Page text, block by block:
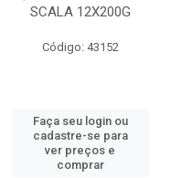
SCALA 12X200G
Código: 43152
Faça seu login ou
cadastre-se para
ver preços e
comprar